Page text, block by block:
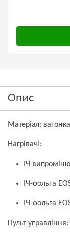
Опис
Матеріал:
Нагрівачі:
ІЧ-
ІЧ-фольга
ІЧ-фольга
Пульт